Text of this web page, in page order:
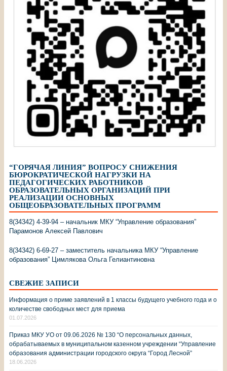
“ГОРЯЧАЯ ЛИНИЯ” ВОПРОСУ СНИЖЕНИЯ
БЮРОКРАТИЧЕСКОЙ НАГРУЗКИ НА
ПЕДАГОГИЧЕСКИХ РАБОТНИКОВ
ОБРАЗОВАТЕЛЬНЫХ ОРГАНИЗАЦИЙ ПРИ
РЕАЛИЗАЦИИ ОСНОВНЫХ
ОБЩЕОБРАЗОВАТЕЛЬНЫХ ПРОГРАММ
8(34342) 4-39-94 – начальник МКУ “Управление образования”
Парамонов Алексей Павлович
8(34342) 6-69-27 – заместитель начальника МКУ “Управление
образования” Цимлякова Ольга Гелиантиновна
СВЕЖИЕ ЗАПИСИ
Информация о приме заявлений в 1 классы будущего учебного года и о
количестве свободных мест для приема
01.07.2026
Приказ МКУ УО от 09.06.2026 № 130 “О персональных данных,
обрабатываемых в муниципальном казенном учреждении “Управление
образования администрации городского округа “Город Лесной”
18.06.2026